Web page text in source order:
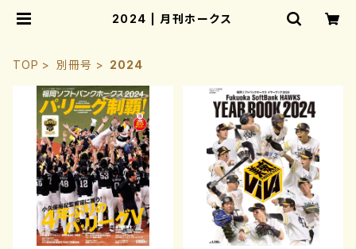
2024 | 月刊ホークス
TOP 別冊号 2024